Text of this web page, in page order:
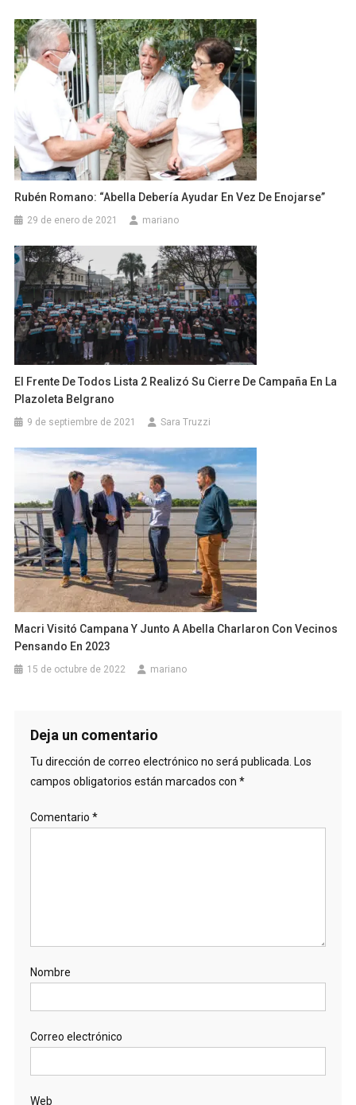
Rubén Romano: “Abella Debería Ayudar En Vez De Enojarse”
29 de enero de 2021 mariano
El Frente De Todos Lista 2 Realizó Su Cierre De Campaña En La
Plazoleta Belgrano
9 de septiembre de 2021 Sara Truzzi
Macri Visitó Campana Y Junto A Abella Charlaron Con Vecinos
Pensando En 2023
15 de octubre de 2022 mariano
Deja un comentario
Tu dirección de correo electrónico no será publicada. Los
campos obligatorios están marcados con *
Comentario *
Nombre
Correo electrónico
Web